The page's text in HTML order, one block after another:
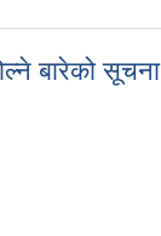
बारेको सूचना